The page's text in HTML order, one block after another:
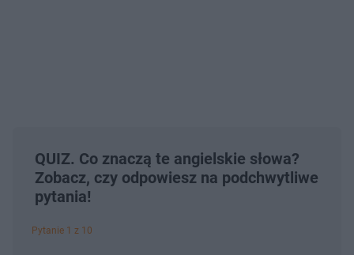
QUIZ. Co znaczą te angielskie słowa?
Zobacz, czy odpowiesz na podchwytliwe
pytania!
Pytanie 1 z 10